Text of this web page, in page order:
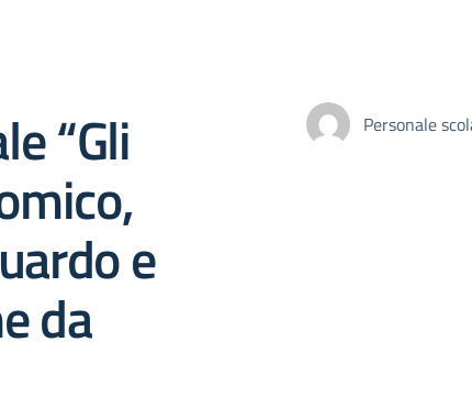
“Gli
e
da
Personale